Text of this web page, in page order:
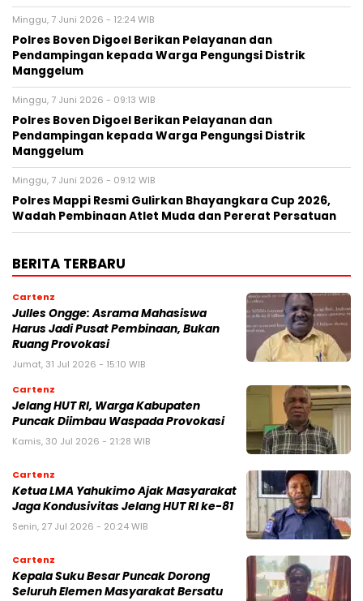
Minggu, 7 Juni 2026 - 12:24 WIB
Polres Boven Digoel Berikan Pelayanan dan
Pendampingan kepada Warga Pengungsi Distrik
Manggelum
Minggu, 7 Juni 2026 - 09:13 WIB
Polres Boven Digoel Berikan Pelayanan dan
Pendampingan kepada Warga Pengungsi Distrik
Manggelum
Minggu, 7 Juni 2026 - 09:12 WIB
Polres Mappi Resmi Gulirkan Bhayangkara Cup 2026,
Wadah Pembinaan Atlet Muda dan Pererat Persatuan
BERITA TERBARU
Cartenz
Julles Ongge: Asrama Mahasiswa
Harus Jadi Pusat Pembinaan, Bukan
Ruang Provokasi
Jumat, 31 Jul 2026 - 15:10 WIB
Cartenz
Jelang HUT RI, Warga Kabupaten
Puncak Diimbau Waspada Provokasi
Kamis, 30 Jul 2026 - 21:28 WIB
Cartenz
Ketua LMA Yahukimo Ajak Masyarakat
Jaga Kondusivitas Jelang HUT RI ke-81
Senin, 27 Jul 2026 - 20:24 WIB
Cartenz
Kepala Suku Besar Puncak Dorong
Seluruh Elemen Masyarakat Bersatu